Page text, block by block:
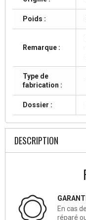
Poids :
Remarque :
Type de
fabrication :
Dossier :
DESCRIPTION
En cas
réparé